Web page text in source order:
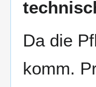
Da die
komm.